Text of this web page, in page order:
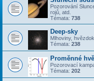
Pozorování
rojů, atd.
Témata: 738
Deep-sky
Mlhoviny,
Témata: 238
Proměnné
Pozorovací
Témata: 202